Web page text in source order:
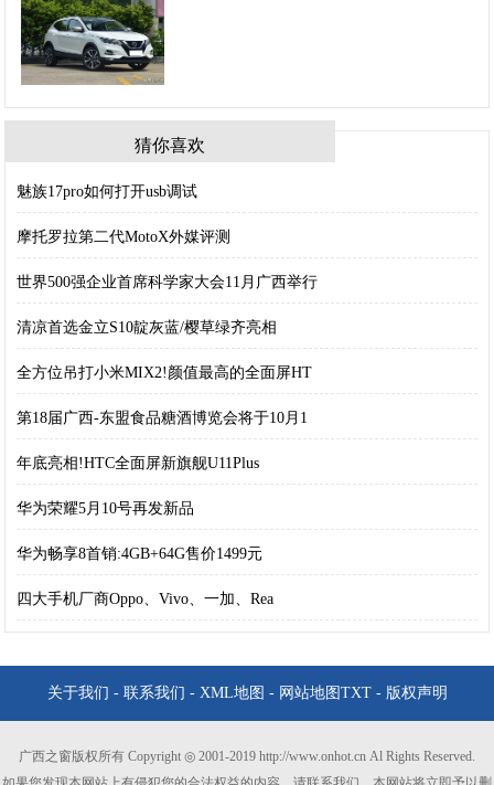
猜你喜欢
魅族17pro如何打开usb调试
摩托罗拉第二代MotoX外媒评测
世界500强企业首席科学家大会11月广西举行
清凉首选金立S10靛灰蓝/樱草绿齐亮相
全方位吊打小米MIX2!颜值最高的全面屏HT
第18届广西-东盟食品糖酒博览会将于10月1
年底亮相!HTC全面屏新旗舰U11Plus
华为荣耀5月10号再发新品
华为畅享8首销:4GB+64G售价1499元
四大手机厂商Oppo、Vivo、一加、Rea
关于我们 - 联系我们 - XML地图 - 网站地图 TXT- 版权声明
广西之窗版权所有 Copyright ◎ 2001-2019 http://www.onhot.cn Al Rights Reserved.